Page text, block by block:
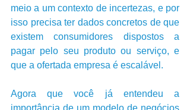
meio a um contexto de incertezas, e por
isso precisa ter dados concretos de que
existem consumidores dispostos a
pagar pelo seu produto ou serviço, e
que a ofertada empresa é escalável.
Agora que você já entendeu a